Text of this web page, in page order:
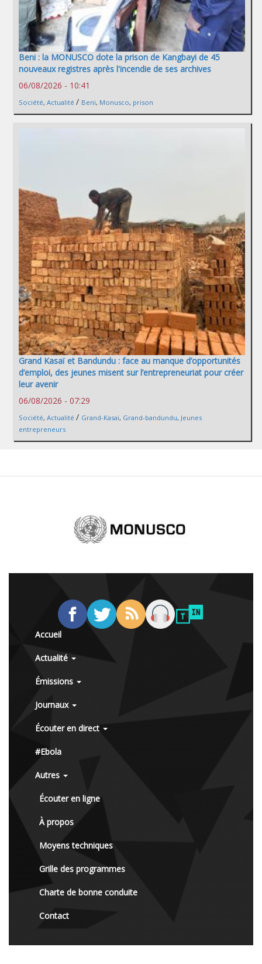
Beni : la MONUSCO dote la prison de Kangbayi de 45
nouveaux registres après l'incendie de ses archives
06/08/2026 - 10:41
Société, Actualité / Beni, Monusco, prison
Grand Kasaï et Bandundu : face au manque d’opportunités
d’emploi, des jeunes misent sur l’entrepreneuriat pour créer
leur avenir
06/08/2026 - 07:29
Société, Actualité / Grand-Kasaï, Grand-bandundu, Jeunes
entrepreneurs
Accueil
Actualité
Émissions
Journaux
Écouter en direct
#Ebola
Autres
Écouter en ligne
À propos
Moyens techniques
Grille des programmes
Charte de bonne conduite
Contact